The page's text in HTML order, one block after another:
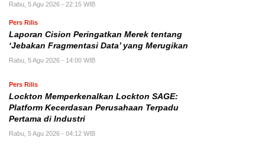
Rabu, 5 Agu 2026 - 22:15 WIB
Pers Rilis
Laporan Cision Peringatkan Merek tentang
‘Jebakan Fragmentasi Data’ yang Merugikan
Rabu, 5 Agu 2026 - 14:00 WIB
Pers Rilis
Lockton Memperkenalkan Lockton SAGE:
Platform Kecerdasan Perusahaan Terpadu
Pertama di Industri
Rabu, 5 Agu 2026 - 04:12 WIB